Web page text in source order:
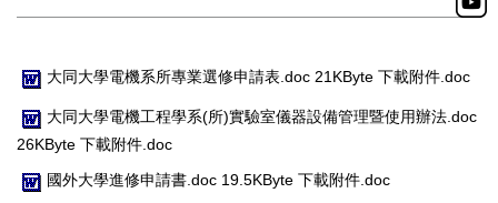
大同大學電機系所專業選修申請表.doc 21KByte 下載附件.doc
大同大學電機工程學系(所)實驗室儀器設備管理暨使用辦法.doc
26KByte 下載附件.doc
國外大學進修申請書.doc 19.5KByte 下載附件.doc